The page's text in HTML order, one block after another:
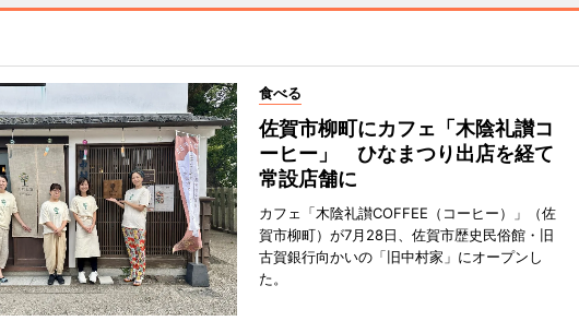
食べる
佐賀市柳町にカフェ「木陰礼讃コ
ーヒー」 ひなまつり出店を経て
常設店舗に
カフェ「木陰礼讃COFFEE（コーヒー）」（佐
賀市柳町）が7月28日、佐賀市歴史民俗館・旧
古賀銀行向かいの「旧中村家」にオープンし
た。